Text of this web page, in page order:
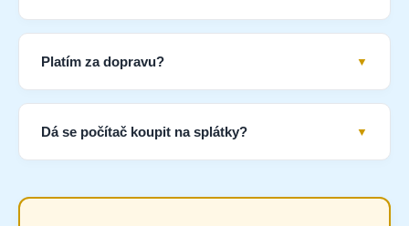
Platím za dopravu?
Dá se počítač koupit na splátky?